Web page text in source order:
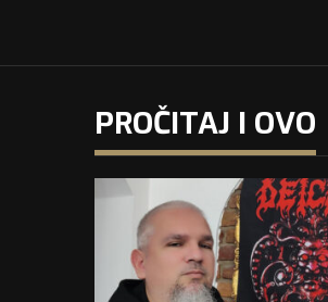
PROČITAJ I OVO